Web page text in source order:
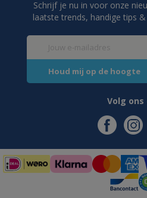
Schrijf je nu in voor onze
laatste trends, handige tips
Volg ons